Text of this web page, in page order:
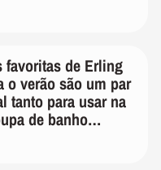
favoritas de Erling
o verão são um par
tanto para usar na
de banho